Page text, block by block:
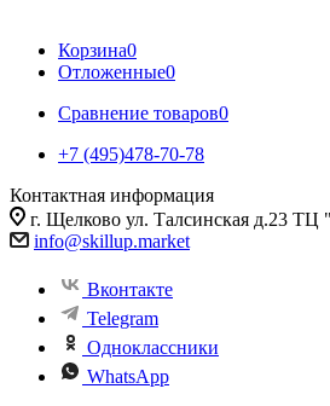
Корзина0
Отложенные0
Сравнение товаров0
+7 (495)478-70-78
Контактная информация
г. Щелково ул. Талсинская д.23
info@skillup.market
Вконтакте
Telegram
Одноклассники
WhatsApp